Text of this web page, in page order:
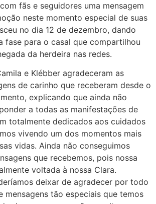
fãs e seguidores uma mensagem
neste momento especial de suas
no dia 12 de dezembro, dando
fase para o casal que compartilhou
da herdeira nas redes.
e Klébber agradeceram as
de carinho que receberam desde o
explicando que ainda não
a todas as manifestações de
totalmente dedicados aos cuidados
vivendo um dos momentos mais
vidas. Ainda não conseguimos
que recebemos, pois nossa
voltada à nossa Clara.
deixar de agradecer por todo
mensagens tão especiais que temos